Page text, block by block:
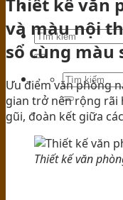
TIN TỨC
và màu nội
sổ cùng
Ưu điểm văn phòng
gian trở nên rộng rãi
gũi, đoàn kết giữa
Thiết kế văn